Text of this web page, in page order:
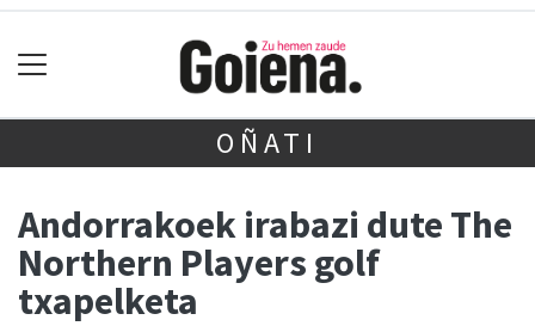
OÑATI
Andorrakoek irabazi dute The
Northern Players golf
txapelketa